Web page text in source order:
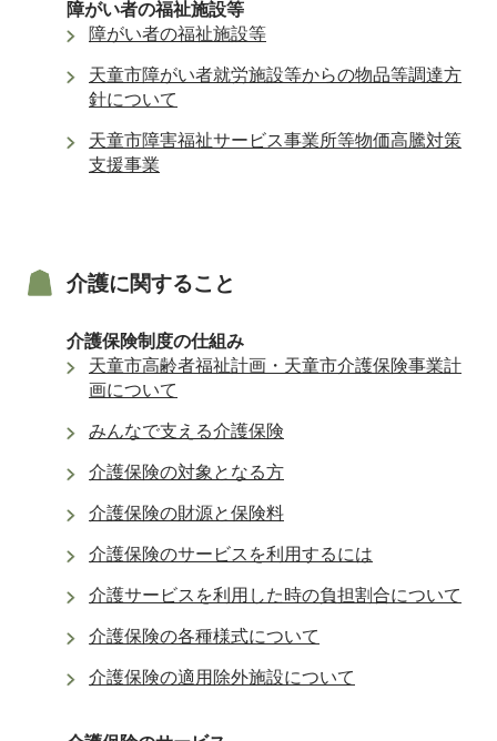
障がい者の福祉施設等
障がい者の福祉施設等
天童市障がい者就労施設等からの物品等調達方
針について
天童市障害福祉サービス事業所等物価高騰対策
支援事業
介護に関すること
介護保険制度の仕組み
天童市高齢者福祉計画・天童市介護保険事業計
画について
みんなで支える介護保険
介護保険の対象となる方
介護保険の財源と保険料
介護保険のサービスを利用するには
介護サービスを利用した時の負担割合について
介護保険の各種様式について
介護保険の適用除外施設について